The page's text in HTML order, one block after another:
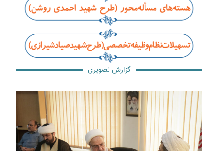
گزارش تصویری